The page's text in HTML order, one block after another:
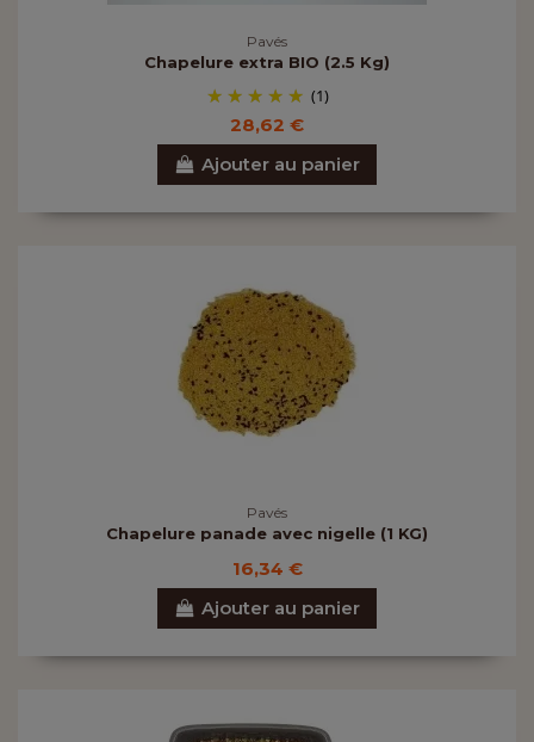
Pavés
Chapelure extra BIO (2.5 Kg)
(1)
28,62 €
Ajouter au panier
Pavés
Chapelure panade avec nigelle (1 KG)
16,34 €
Ajouter au panier